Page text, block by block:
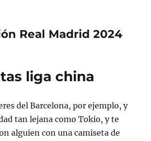
Real Madrid 2024
liga china
del Barcelona, por ejemplo, y
tan lejana como Tokio, y te
alguien con una camiseta de